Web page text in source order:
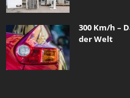
300 Km/h –
der Welt